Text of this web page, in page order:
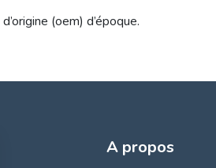
(oem) d’époque.
A propos